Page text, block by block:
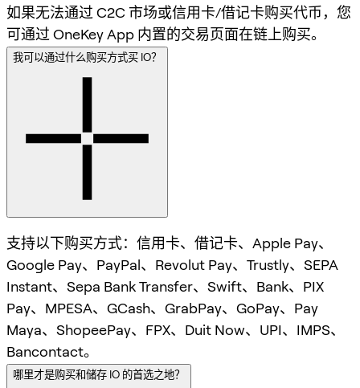
如果无法通过 C2C 市场或信用卡/借记卡购买代币，您
可通过 OneKey App 内置的交易页面在链上购买。
我可以通过什么购买方式买 IO？
支持以下购买方式：信用卡、借记卡、Apple Pay、
Google Pay、PayPal、Revolut Pay、Trustly、SEPA
Instant、Sepa Bank Transfer、Swift、Bank、PIX
Pay、MPESA、GCash、GrabPay、GoPay、Pay
Maya、ShopeePay、FPX、Duit Now、UPI、IMPS、
Bancontact。
哪里才是购买和储存 IO 的首选之地？